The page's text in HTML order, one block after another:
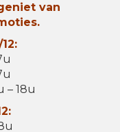
van
– 18u